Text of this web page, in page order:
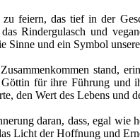
feiern, das tief in der
Rindergulasch und
Sinne und ein Symbol
stand,
für ihre Führung und
den Wert des Lebens und
daran, dass, egal
Licht der Hoffnung und